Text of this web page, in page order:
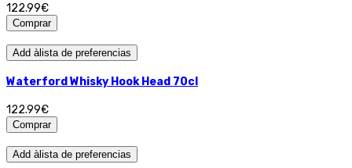
122.99€
Comprar
Add àlista de preferencias
Waterford Whisky Hook Head 70cl
122.99€
Comprar
Add àlista de preferencias